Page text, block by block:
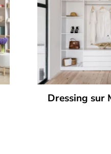
Dressing sur